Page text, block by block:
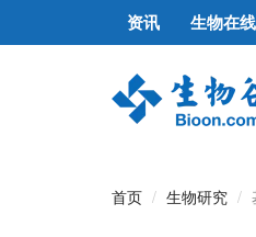
资讯 生物在线
首页 生物研究